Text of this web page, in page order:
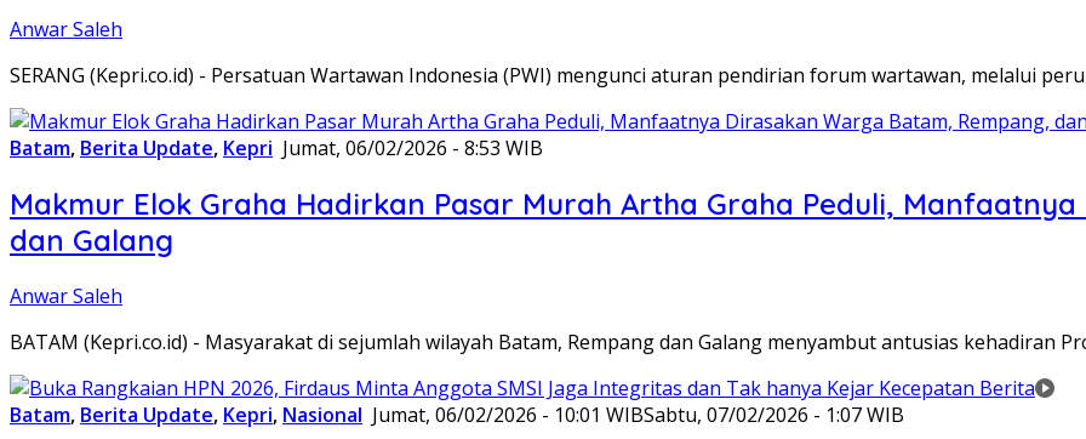
Anwar Saleh
SERANG (Kepri.co.id) - Persatuan Wartawan Indonesia (PWI) mengunci aturan pendirian forum wartawan, melalui
Batam, Berita Update, Kepri Jumat, 06/02/2026 - 8:53 WIB
Makmur Elok Graha Hadirkan Pasar Murah Artha Graha Peduli,
dan Galang
Anwar Saleh
BATAM (Kepri.co.id) - Masyarakat di sejumlah wilayah Batam, Rempang dan Galang menyambut antusias kehadiran
Batam, Berita Update, Kepri, Nasional Jumat, 06/02/2026 - 10:01 WIBSabtu, 07/02/2026 - 1:07 WIB